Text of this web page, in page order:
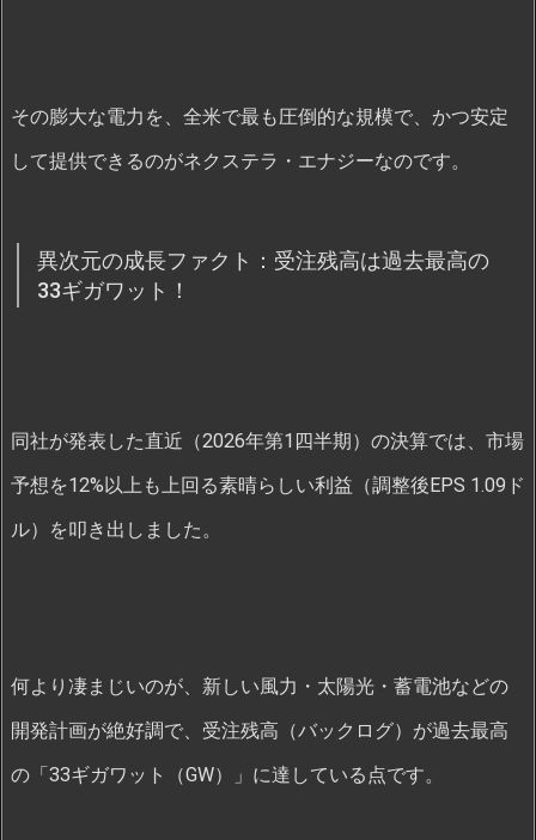
その膨大な電力を、全米で最も圧倒的な規模で、かつ安定
して提供できるのがネクステラ・エナジーなのです。
異次元の成長ファクト：受注残高は過去最高の
33ギガワット！
同社が発表した直近（2026年第1四半期）の決算では、市場
予想を12%以上も上回る素晴らしい利益（調整後EPS 1.09ド
ル）を叩き出しました。
何より凄まじいのが、新しい風力・太陽光・蓄電池などの
開発計画が絶好調で、受注残高（バックログ）が過去最高
の「33ギガワット（GW）」に達している点です。